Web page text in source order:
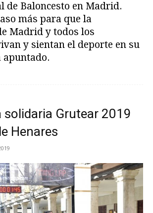
de Baloncesto en Madrid.
más para que la
Madrid y todos los
y sientan el deporte en su
apuntado.
solidaria Grutear 2019
Henares